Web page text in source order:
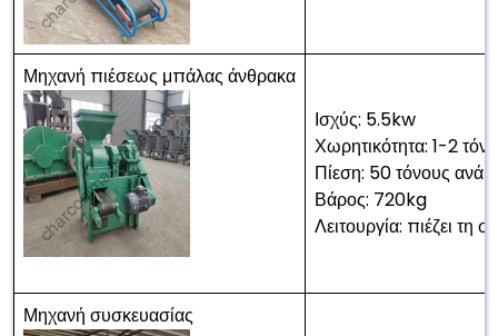
Μηχανή πιέσεως μπάλας άνθρακα
Ισχύς: 5.5kw
Χωρητικότητα: 1-2
Πίεση: 50 τόνους ανά
Βάρος: 720kg
Λειτουργία: πιέζει
Μηχανή συσκευασίας